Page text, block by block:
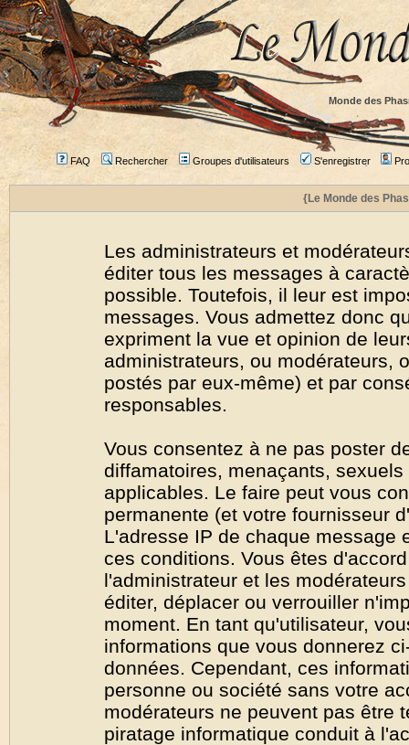
Monde des
FAQ Rechercher Groupes d'utilisateurs S'enregistrer
{Le Monde des
Les administrateurs et
éditer tous les messages à
possible. Toutefois, il leur est
messages. Vous admettez donc
expriment la vue et opinion de
administrateurs, ou modérateurs,
postés par eux-même) et par
responsables.
Vous consentez à ne pas poster
diffamatoires, menaçants,
applicables. Le faire peut vous
permanente (et votre fournisseur
L'adresse IP de chaque message
ces conditions. Vous êtes
l'administrateur et les
éditer, déplacer ou verrouiller
moment. En tant qu'utilisateur,
informations que vous donnerez
données. Cependant, ces
personne ou société sans votre
modérateurs ne peuvent pas être
piratage informatique conduit à